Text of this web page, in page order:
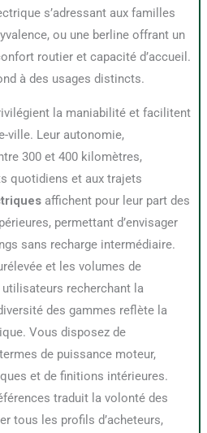
s’adressant aux familles
ou une berline offrant un
routier et capacité d’accueil.
à des usages distincts.
ville. Leur autonomie,
300 et 400 kilomètres,
quotidiens et aux trajets
affichent pour leur part des
permettant d’envisager
sans recharge intermédiaire.
et les volumes de
recherchant la
des gammes reflète la
Vous disposez de
de puissance moteur,
et de finitions intérieures.
traduit la volonté des
tous les profils d’acheteurs,